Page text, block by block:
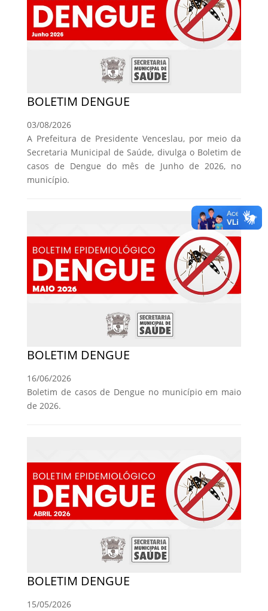
BOLETIM DENGUE
03/08/2026
A Prefeitura de Presidente Venceslau, por meio da
Secretaria Municipal de Saúde, divulga o Boletim de
casos de Dengue do mês de Junho de 2026, no
município.
BOLETIM DENGUE
16/06/2026
Boletim de casos de Dengue no município em maio
de 2026.
BOLETIM DENGUE
15/05/2026